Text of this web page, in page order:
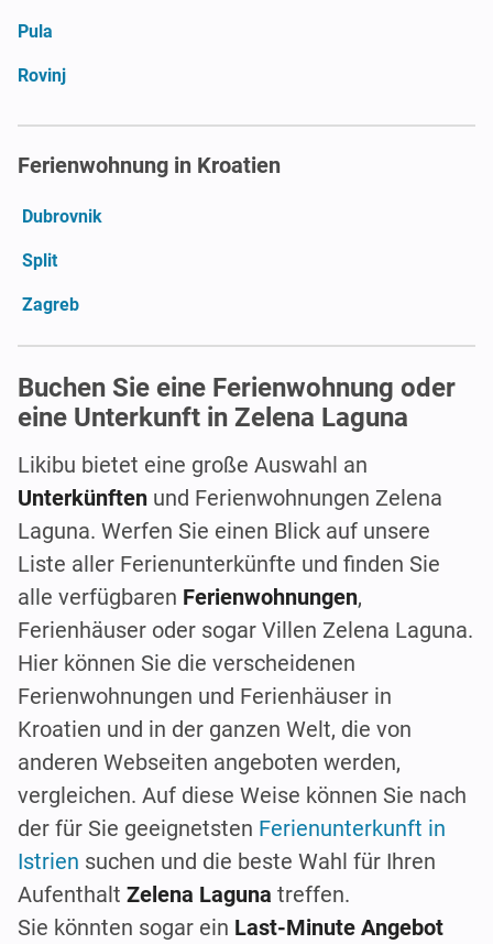
Pula
Rovinj
Ferienwohnung in Kroatien
Dubrovnik
Split
Zagreb
Buchen Sie eine Ferienwohnung oder
eine Unterkunft in Zelena Laguna
Likibu bietet eine große Auswahl an
Unterkünften und Ferienwohnungen Zelena
Laguna. Werfen Sie einen Blick auf unsere
Liste aller Ferienunterkünfte und finden Sie
alle verfügbaren Ferienwohnungen,
Ferienhäuser oder sogar Villen Zelena Laguna.
Hier können Sie die verscheidenen
Ferienwohnungen und Ferienhäuser in
Kroatien und in der ganzen Welt, die von
anderen Webseiten angeboten werden,
vergleichen. Auf diese Weise können Sie nach
der für Sie geeignetsten Ferienunterkunft in
Istrien suchen und die beste Wahl für Ihren
Aufenthalt Zelena Laguna treffen.
Sie könnten sogar ein Last-Minute Angebot